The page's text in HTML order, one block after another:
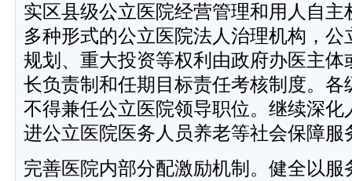
实区县级公立医院经营管理和用人自
多种形式的公立医院法人治理机构，
规划、重大投资等权利由政府办医主
长负责制和任期目标责任考核制度。
不得兼任公立医院领导职位。继续深
进公立医院医务人员养老等社会保障服
完善医院内部分配激励机制。健全以